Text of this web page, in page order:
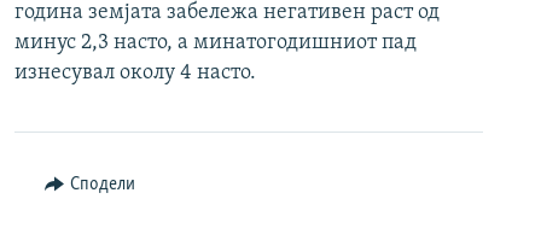
година земјата забележа негативен раст од
минус 2,3 насто, а минатогодишниот пад
изнесувал околу 4 насто.
Сподели